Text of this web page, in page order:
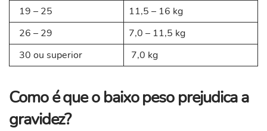
19 – 25
11,5 – 16 kg
26 – 29
7,0 – 11,5 kg
30 ou superior
7,0 kg
Como é que o baixo peso prejudica a
gravidez?